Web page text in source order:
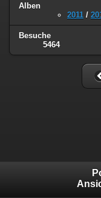
Alben
2011 /
Besuche
5464